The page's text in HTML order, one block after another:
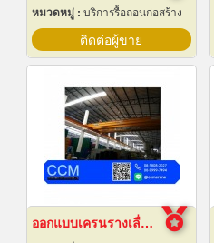
หมวดหมู่ : บริการรื้อถอนก่อสร้าง
ติดต่อผู้ขาย
ออกแบบเครนรางเลื่อนไฟฟ้า